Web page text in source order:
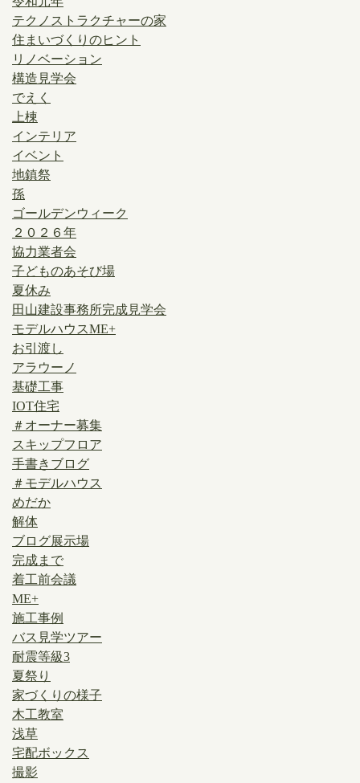
テクノストラクチャーの家
住まいづくりのヒント
リノベーション
構造見学会
でえく
上棟
インテリア
イベント
地鎮祭
孫
ゴールデンウィーク
２０２６年
協力業者会
子どものあそび場
夏休み
田山建設事務所完成見学会
モデルハウスME+
お引渡し
アラウーノ
基礎工事
IOT住宅
＃オーナー募集
スキップフロア
手書きブログ
＃モデルハウス
めだか
解体
ブログ展示場
完成まで
着工前会議
ME+
施工事例
バス見学ツアー
耐震等級3
夏祭り
家づくりの様子
木工教室
浅草
宅配ボックス
撮影